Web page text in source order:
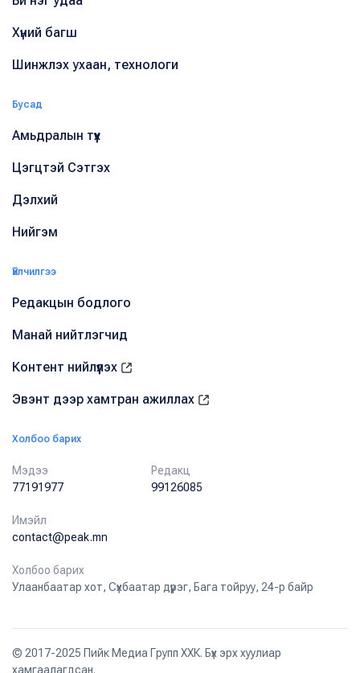
Хүний багш
Шинжлэх ухаан, технологи
Бусад
Амьдралын түүх
Цэгцтэй Сэтгэх
Дэлхий
Нийгэм
Үйлчилгээ
Редакцын бодлого
Манай нийтлэгчид
Контент нийлүүлэх
Эвэнт дээр хамтран ажиллах
Холбоо барих
Мэдээ
77191977
Редакц
99126085
Имэйл
contact@peak.mn
Холбоо барих
Улаанбаатар хот, Сүхбаатар дүүрэг, Бага тойруу, 24-р байр
© 2017-2025 Пийк Медиа Групп ХХК. Бүх эрх хуулиар
хамгаалагдсан.